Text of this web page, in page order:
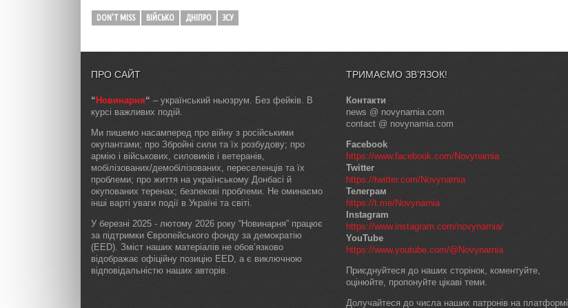
DON'T MISS ВІЙСЬКО ДНІПРО ЗСУ
ПРО САЙТ
“Новинарня“ – український ньюзрум. Без фейків. В
курсі важливих подій.
Ми пишемо насамперед про війну з російськими
окупантами; про Збройні сили та їх розбудову; про
армію і військових, силовиків і ветеранів,
мобілізованих/демобілізованих, переселенців та їх
проблеми; про життя на українському Донбасі й
окупованих теренах; безпекові проблеми. Не оминаємо
інші варті уваги події в Україні та світі.
У березні 2025 - лютому 2026 року “Новинарня” працює
за підтримки Європейського фонду за демократію
(EED). Зміст наших матеріалів не обов’язково
відображає офіційну позицію EED, а є виключною
відповідальністю наших авторів.
ТРИМАЄМО ЗВ’ЯЗОК!
Контакти
news @ novynarnia.com
contact @ novynarnia.com
Facebook
https://www.facebook.com/Novynarnia
Twitter
https://twitter.com/Novynarnia
Телеграм
https://t.me/Novynarnia
Instagram
https://www.instagram.com/novynarnia/
YouTube
https://www.youtube.com/@Novynarnia
Приєднуйтеся до наших сторінок, коментуйте,
оцінюйте, пропонуйте цікаві теми.
Долучайтеся до числа наших патронів на платформі